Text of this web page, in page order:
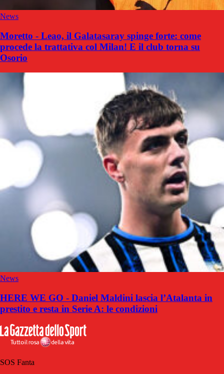
News
Moretto - Leao, il Galatasaray spinge forte: come
procede la trattativa col Milan! E il club torna su
Osorio
News
HERE WE GO - Daniel Maldini lascia l’Atalanta in
prestito e resta in Serie A: le condizioni
SOS Fanta